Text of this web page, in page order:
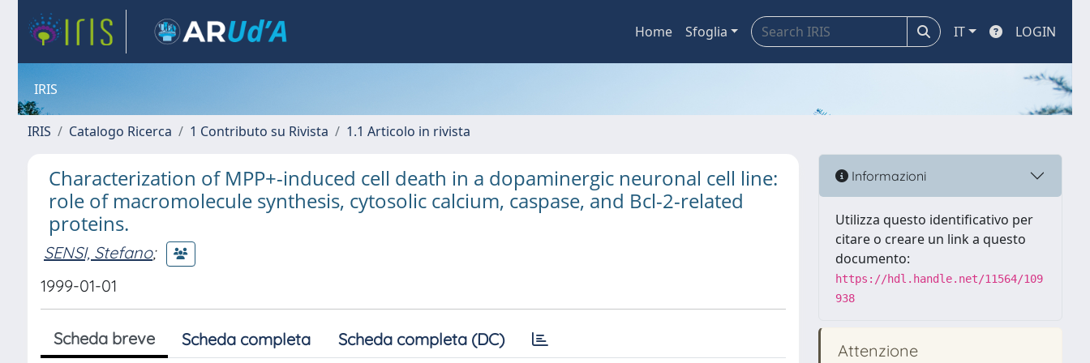
Home Sfoglia IT LOGIN
IRIS
IRIS Catalogo Ricerca 1 Contributo su Rivista 1.1 Articolo in rivista
Characterization of MPP+-induced cell death in a dopaminergic neuronal cell line:
role of macromolecule synthesis, cytosolic calcium, caspase, and Bcl-2-related
proteins.
SENSI, Stefano;
1999-01-01
Scheda breve Scheda completa Scheda completa (DC)
Informazioni
Utilizza questo identificativo per
citare o creare un link a questo
documento:
https://hdl.handle.net/11564/109
938
Attenzione